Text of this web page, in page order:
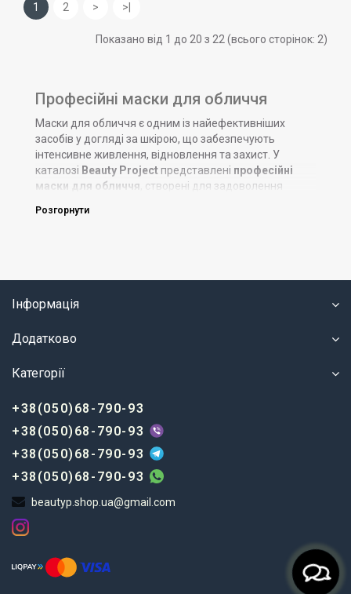
1 2 > >|
Показано від 1 до 20 з 22 (всього сторінок: 2)
Професійні маски для обличчя
Маски для обличчя є одним із найефективніших
засобів у догляді за шкірою, що забезпечують
інтенсивне живлення, відновлення та захист. У
каталозі Beauty Projectпредставлені професійні
маски для обличчя , створені для задоволення
розробленим формулам і високоякісним
боротьби зі старінням.
Професійні маски для обличчя, такі як продукція
брендуSANMARINE
нашому асортименті ви знайдете маски для різних
антиоксидантні, детокс-маски та інші. Кожен продукт
після першого застосування.
Переваги професійних масок для
обличчя
Використанняпрофесійних масок для обличчя
очевидні переваги перед звичайними засобами мас-
маркету. Основні з них:
діють на глибокі шари шкіри, забезпечуючи
стійкий результат.
: У нашому каталозі є маски
Розгорнути
Інформація
Додатково
Категорії
+38(050)68-790-93
+38(050)68-790-93
+38(050)68-790-93
+38(050)68-790-93
beautyp.shop.ua@gmail.com